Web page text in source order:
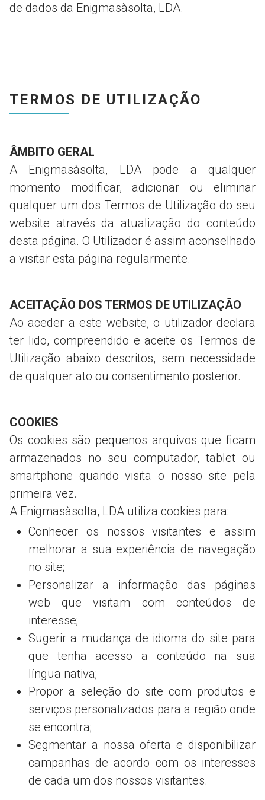
de dados da Enigmasàsolta, LDA.
TERMOS DE UTILIZAÇÃO
ÂMBITO GERAL
A Enigmasàsolta, LDA pode a qualquer
momento modificar, adicionar ou eliminar
qualquer um dos Termos de Utilização do seu
website através da atualização do conteúdo
desta página. O Utilizador é assim aconselhado
a visitar esta página regularmente.
ACEITAÇÃO DOS TERMOS DE UTILIZAÇÃO
Ao aceder a este website, o utilizador declara
ter lido, compreendido e aceite os Termos de
Utilização abaixo descritos, sem necessidade
de qualquer ato ou consentimento posterior.
COOKIES
Os cookies são pequenos arquivos que ficam
armazenados no seu computador, tablet ou
smartphone quando visita o nosso site pela
primeira vez.
A Enigmasàsolta, LDA utiliza cookies para:
Conhecer os nossos visitantes e assim
melhorar a sua experiência de navegação
no site;
Personalizar a informação das páginas
web que visitam com conteúdos de
interesse;
Sugerir a mudança de idioma do site para
que tenha acesso a conteúdo na sua
língua nativa;
Propor a seleção do site com produtos e
serviços personalizados para a região onde
se encontra;
Segmentar a nossa oferta e disponibilizar
campanhas de acordo com os interesses
de cada um dos nossos visitantes.